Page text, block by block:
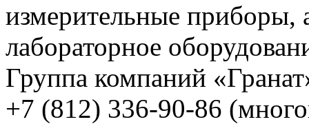
измерительные приборы,
лабораторное
Группа компаний
+7 (812) 336-90-86